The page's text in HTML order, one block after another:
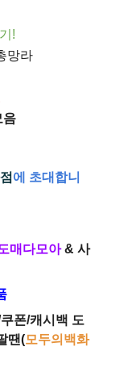
!
망라
음
에 초대합니
매다모아 & 사
폰/캐시백 도
땐(모두의백화